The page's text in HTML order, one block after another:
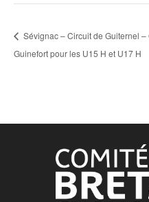
Sévignac – Circuit de Guiternel
Guinefort pour les U15 H et U17 H